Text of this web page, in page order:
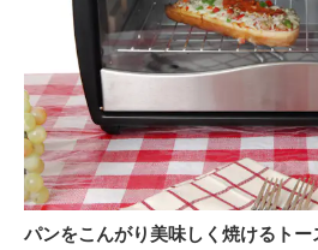
パンをこんがり美味しく焼けるトー